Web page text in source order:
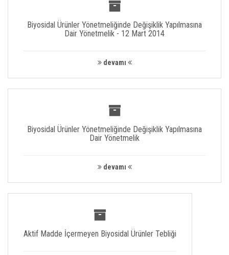
Biyosidal Ürünler Yönetmeliğinde Değişiklik Yapılmasına
Dair Yönetmelik - 12 Mart 2014
devamı
Biyosidal Ürünler Yönetmeliğinde Değişiklik Yapılmasına
Dair Yönetmelik
devamı
Aktif Madde İçermeyen Biyosidal Ürünler Tebliği